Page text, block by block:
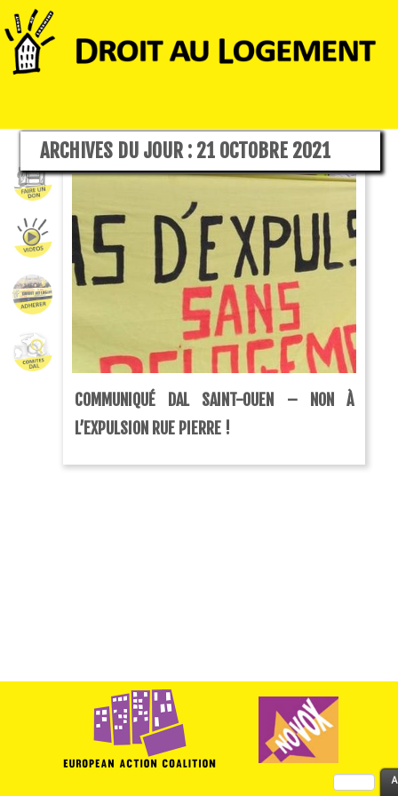
ARCHIVES DU JOUR : 21 OCTOBRE 2021
COMMUNIQUÉ DAL SAINT-OUEN – NON À
L’EXPULSION RUE PIERRE !
Rechercher :